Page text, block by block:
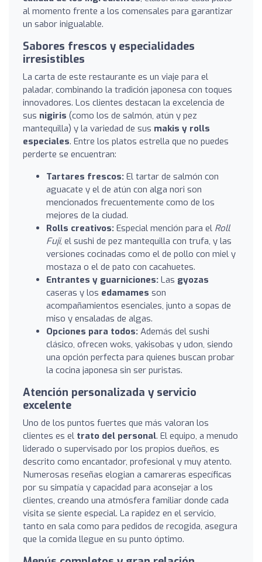
al momento frente a los comensales para garantizar
un sabor inigualable.
Sabores frescos y especialidades
irresistibles
La carta de este restaurante es un viaje para el
paladar, combinando la tradición japonesa con toques
innovadores. Los clientes destacan la excelencia de
sus nigiris (como los de salmón, atún y pez
mantequilla) y la variedad de sus makis y rolls
especiales. Entre los platos estrella que no puedes
perderte se encuentran:
Tartares frescos: El tartar de salmón con
aguacate y el de atún con alga nori son
mencionados frecuentemente como de los
mejores de la ciudad.
Rolls creativos: Especial mención para el Roll
Fuji, el sushi de pez mantequilla con trufa, y las
versiones cocinadas como el de pollo con miel y
mostaza o el de pato con cacahuetes.
Entrantes y guarniciones: Las gyozas
caseras y los edamames son
acompañamientos esenciales, junto a sopas de
miso y ensaladas de algas.
Opciones para todos: Además del sushi
clásico, ofrecen woks, yakisobas y udon, siendo
una opción perfecta para quienes buscan probar
la cocina japonesa sin ser puristas.
Atención personalizada y servicio
excelente
Uno de los puntos fuertes que más valoran los
clientes es el trato del personal. El equipo, a menudo
liderado o supervisado por los propios dueños, es
descrito como encantador, profesional y muy atento.
Numerosas reseñas elogian a camareras específicas
por su simpatía y capacidad para aconsejar a los
clientes, creando una atmósfera familiar donde cada
visita se siente especial. La rapidez en el servicio,
tanto en sala como para pedidos de recogida, asegura
que la comida llegue en su punto óptimo.